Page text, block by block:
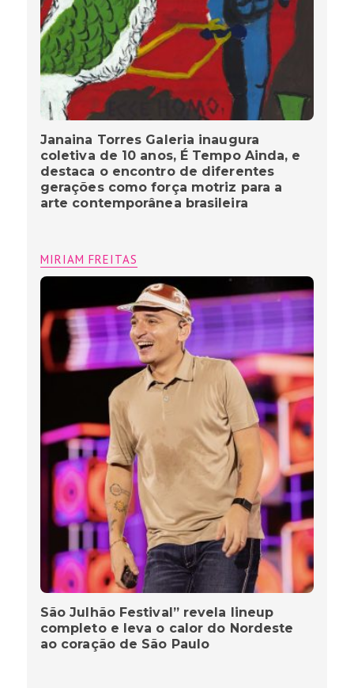
Janaina Torres Galeria inaugura
coletiva de 10 anos, É Tempo Ainda, e
destaca o encontro de diferentes
gerações como força motriz para a
arte contemporânea brasileira
MIRIAM FREITAS
São Julhão Festival” revela lineup
completo e leva o calor do Nordeste
ao coração de São Paulo